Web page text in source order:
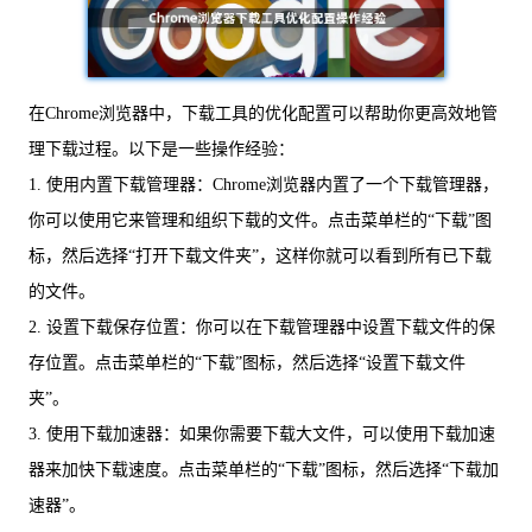
在Chrome浏览器中，下载工具的优化配置可以帮助你更高效地管
理下载过程。以下是一些操作经验：
1. 使用内置下载管理器：Chrome浏览器内置了一个下载管理器，
你可以使用它来管理和组织下载的文件。点击菜单栏的“下载”图
标，然后选择“打开下载文件夹”，这样你就可以看到所有已下载
的文件。
2. 设置下载保存位置：你可以在下载管理器中设置下载文件的保
存位置。点击菜单栏的“下载”图标，然后选择“设置下载文件
夹”。
3. 使用下载加速器：如果你需要下载大文件，可以使用下载加速
器来加快下载速度。点击菜单栏的“下载”图标，然后选择“下载加
速器”。